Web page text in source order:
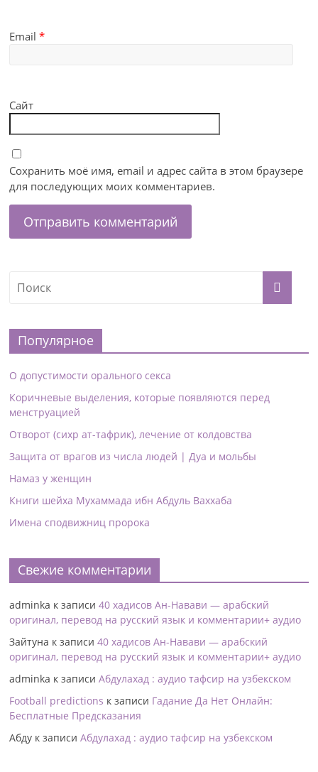
Email*
Сайт
Сохранить моё имя, email и адрес сайта в этом браузере
для последующих моих комментариев.
Популярное
О допустимости орального секса
Коричневые выделения, которые появляются перед
менструацией
Отворот (сихр ат-тафрик), лечение от колдовства
Защита от врагов из числа людей | Дуа и мольбы
Намаз у женщин
Книги шейха Мухаммада ибн Абдуль Ваххаба
Имена сподвижниц пророка
Свежие комментарии
adminka к записи40 хадисов Ан-Навави — арабский
оригинал, перевод на русский язык и комментарии+ аудио
Зайтуна к записи40 хадисов Ан-Навави — арабский
оригинал, перевод на русский язык и комментарии+ аудио
adminka к записиАбдулахад : аудио тафсир на узбекском
Football predictions к записи Гадание Да Нет Онлайн:
Бесплатные Предсказания
Абду к записиАбдулахад : аудио тафсир на узбекском